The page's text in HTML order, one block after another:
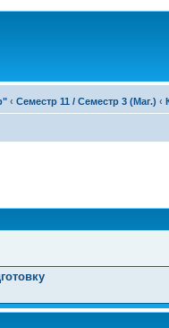
‹ Семестр 11 / Семестр 3 (Маг.) ‹